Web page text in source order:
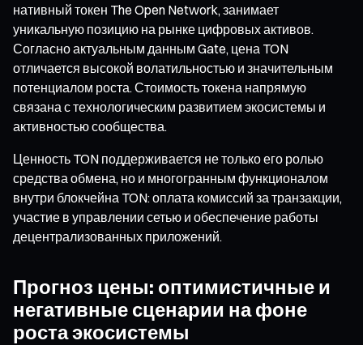
нативный токен The Open Network, занимает
уникальную позицию на рынке цифровых активов.
Согласно актуальным данным Gate, цена TON
отличается высокой волатильностью и значительным
потенциалом роста. Стоимость токена напрямую
связана с технологическим развитием экосистемы и
активностью сообщества.
Ценность TON поддерживается не только его ролью
средства обмена, но и многогранным функционалом
внутри блокчейна TON: оплата комиссий за транзакции,
участие в управлении сетью и обеспечение работы
децентрализованных приложений.
Прогноз цены: оптимистичные и
негативные сценарии на фоне
роста экосистемы